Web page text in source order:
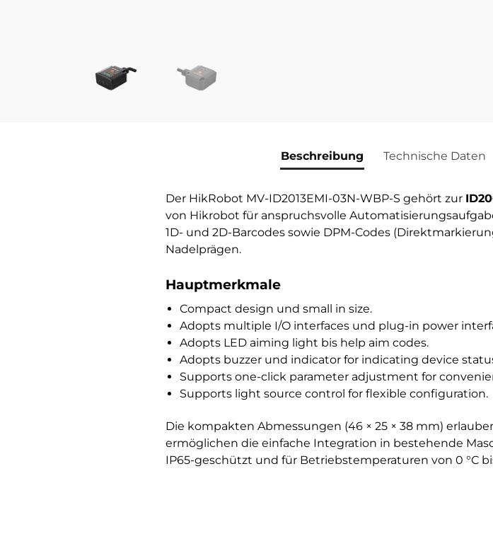
Beschreibung Technische Daten
Der HikRobot MV-ID2013EMI-03N-WBP-S gehört zur
von Hikrobot für anspruchsvolle
1D- und 2D-Barcodes sowie DPM-Codes
Nadelprägen.
Hauptmerkmale
Compact design und small in size.
Adopts multiple I/O interfaces und plug-in power
Adopts LED aiming light bis help aim codes.
Adopts buzzer und indicator for indicating device
Supports one-click parameter adjustment for
Supports light source control for flexible configuration.
Die kompakten Abmessungen (46 × 25 × 38 mm)
ermöglichen die einfache Integration in bestehende
IP65-geschützt und für Betriebstemperaturen von 0 °C